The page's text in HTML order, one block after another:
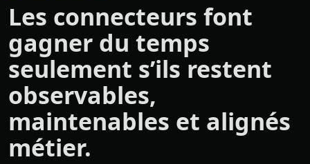
Les connecteurs font
gagner du temps
seulement s’ils restent
observables,
maintenables et alignés
métier.